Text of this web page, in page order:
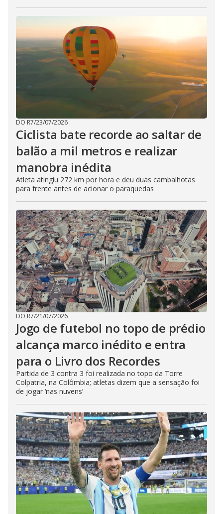
DO R7/23/07/2026
Ciclista bate recorde ao saltar de
balão a mil metros e realizar
manobra inédita
Atleta atingiu 272 km por hora e deu duas cambalhotas
para frente antes de acionar o paraquedas
DO R7/21/07/2026
Jogo de futebol no topo de prédio
alcança marco inédito e entra
para o Livro dos Recordes
Partida de 3 contra 3 foi realizada no topo da Torre
Colpatria, na Colômbia; atletas dizem que a sensação foi
de jogar ‘nas nuvens’